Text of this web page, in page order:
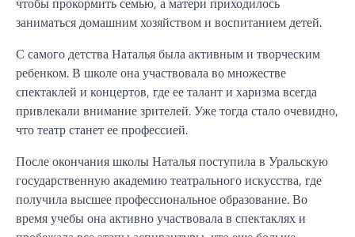
заниматься домашним хозяйством и воспитанием детей.
С самого детства Наталья была активным и творческим
ребенком. В школе она участвовала во множестве
спектаклей и концертов, где ее талант и харизма всегда
привлекали внимание зрителей. Уже тогда стало очевидно,
что театр станет ее профессией.
После окончания школы Наталья поступила в Уральскую
государственную академию театрального искусства, где
получила высшее профессиональное образование. Во
время учебы она активно участвовала в спектаклях и